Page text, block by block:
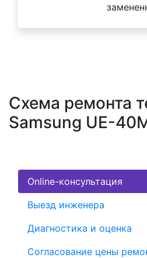
Схема ремонта
Samsung UE-
Online-консультация
Выезд инженера
Диагностика и оценка
Согласование цены